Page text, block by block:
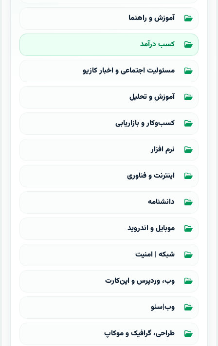
آموزش و راهنما
کسب درآمد
مسئولیت اجتماعی و اخبار کازیو
آموزش و تحلیل
کسب‌وکار و بازاریابی
نرم افزار
اینترنت و فناوری
دانشنامه
موبایل و اندروید
شبکه | امنیت
وب، وردپرس و اپن‌کارت
وب|سئو
طراحی، گرافیک و موکاپ